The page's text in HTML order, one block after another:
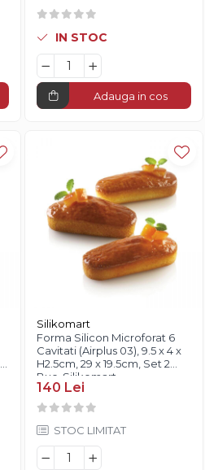
IN STOC
Adauga in cos
Silikomart
Forma Silicon Microforat 6
Cavitati (Airplus 03), 9.5 x 4 x
H2.5cm, 29 x 19.5cm, Set 2
Buc, Silikomart
140 Lei
STOC LIMITAT